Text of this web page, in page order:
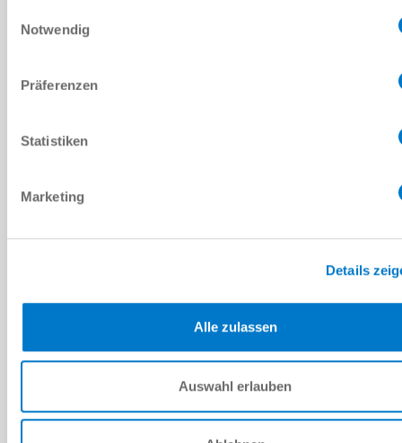
Notwendig
Präferenzen
Statistiken
Marketing
Details
Alle zulassen
Auswahl erlauben
1Vss 360